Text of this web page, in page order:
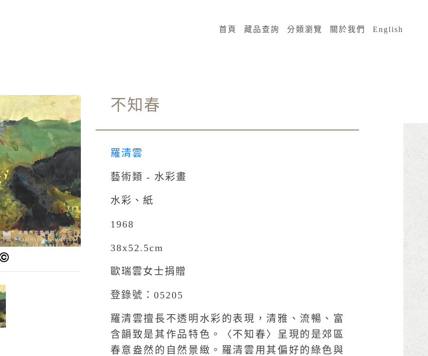
首頁 藏品查詢 分類瀏覽 關於我們 English
不知春
羅清雲
藝術類 - 水彩畫
水彩、紙
1968
38x52.5cm
歐瑞雲女士捐贈
登錄號：05205
羅清雲擅長不透明水彩的表現，清雅、流暢、富
含韻致是其作品特色。〈不知春〉呈現的是郊區
春意盎然的自然景緻。羅清雲用其偏好的綠色與